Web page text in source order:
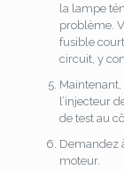
la lampe
problème.
fusible
circuit, y
l’injecteur
de test au
Demandez
moteur.